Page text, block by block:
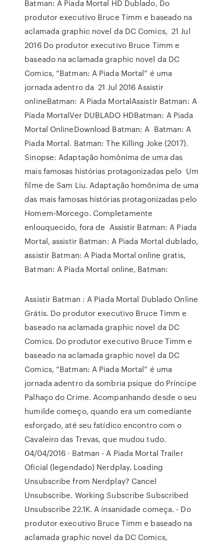
Batman: A Piada Mortal HD Dublado, Do
produtor executivo Bruce Timm e baseado na
aclamada graphic novel da DC Comics, 21 Jul
2016 Do produtor executivo Bruce Timm e
baseado na aclamada graphic novel da DC
Comics, “Batman: A Piada Mortal” é uma
jornada adentro da 21 Jul 2016 Assistir
onlineBatman: A Piada MortalAssistir Batman: A
Piada MortalVer DUBLADO HDBatman: A Piada
Mortal OnlineDownload Batman: A Batman: A
Piada Mortal. Batman: The Killing Joke (2017).
Sinopse: Adaptação homônima de uma das
mais famosas histórias protagonizadas pelo Um
filme de Sam Liu. Adaptação homônima de uma
das mais famosas histórias protagonizadas pelo
Homem-Morcego. Completamente
enlouquecido, fora de Assistir Batman: A Piada
Mortal, assistir Batman: A Piada Mortal dublado,
assistir Batman: A Piada Mortal online gratis,
Batman: A Piada Mortal online, Batman:
Assistir Batman : A Piada Mortal Dublado Online
Grátis. Do produtor executivo Bruce Timm e
baseado na aclamada graphic novel da DC
Comics. Do produtor executivo Bruce Timm e
baseado na aclamada graphic novel da DC
Comics, “Batman: A Piada Mortal” é uma
jornada adentro da sombria psique do Príncipe
Palhaço do Crime. Acompanhando desde o seu
humilde começo, quando era um comediante
esforçado, até seu fatídico encontro com o
Cavaleiro das Trevas, que mudou tudo.
04/04/2016 · Batman - A Piada Mortal Trailer
Oficial (legendado) Nerdplay. Loading
Unsubscribe from Nerdplay? Cancel
Unsubscribe. Working Subscribe Subscribed
Unsubscribe 22.1K. A insanidade começa. - Do
produtor executivo Bruce Timm e baseado na
aclamada graphic novel da DC Comics,